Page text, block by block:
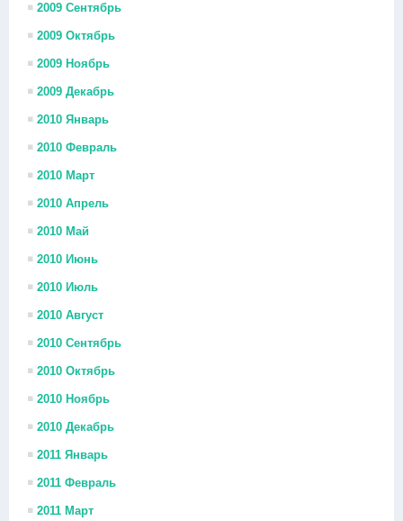
2009 Сентябрь
2009 Октябрь
2009 Ноябрь
2009 Декабрь
2010 Январь
2010 Февраль
2010 Март
2010 Апрель
2010 Май
2010 Июнь
2010 Июль
2010 Август
2010 Сентябрь
2010 Октябрь
2010 Ноябрь
2010 Декабрь
2011 Январь
2011 Февраль
2011 Март